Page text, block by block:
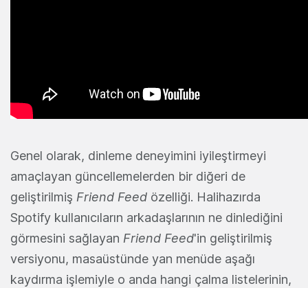
Genel olarak, dinleme deneyimini iyileştirmeyi
amaçlayan güncellemelerden bir diğeri de
geliştirilmiş Friend Feed özelliği. Halihazırda
Spotify kullanıcıların arkadaşlarının ne dinlediğini
görmesini sağlayan Friend Feed'in geliştirilmiş
versiyonu, masaüstünde yan menüde aşağı
kaydırma işlemiyle o anda hangi çalma listelerinin,